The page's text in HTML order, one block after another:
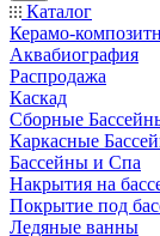
Каталог
Керамо-
Аквабиография
Распродажа
Каскад
Сборные
Каркасные
Бассейны и Спа
Накрытия на
Покрытие под
Ледяные ванны